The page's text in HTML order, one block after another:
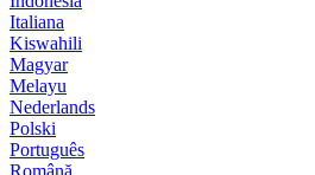
Italiana
Kiswahili
Magyar
Melayu
Nederlands
Polski
Português
Română